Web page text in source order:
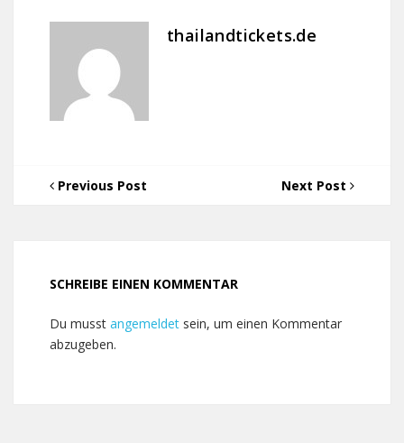
thailandtickets.de
Previous Post Next Post
SCHREIBE EINEN KOMMENTAR
Du musst angemeldet sein, um einen Kommentar
abzugeben.